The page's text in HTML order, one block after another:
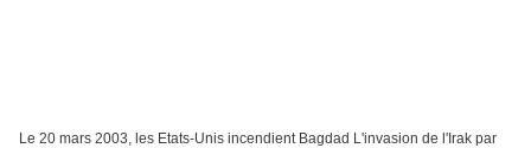
Le 20 mars 2003, les Etats-Unis incendient Bagdad L'invasion de l'Irak par